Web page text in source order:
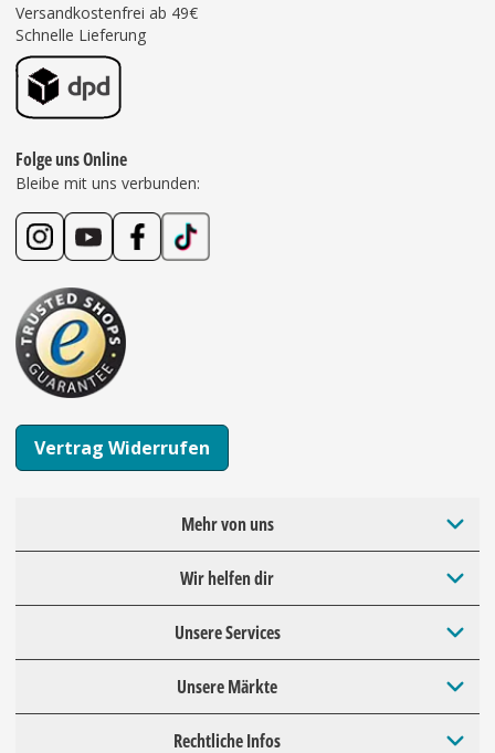
Versandkostenfrei ab 49€
Schnelle Lieferung
Folge uns Online
Bleibe mit uns verbunden:
Vertrag Widerrufen
Mehr von uns
Wir helfen dir
Unsere Services
Unsere Märkte
Rechtliche Infos